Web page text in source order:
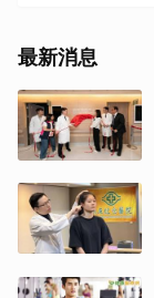
最新消息